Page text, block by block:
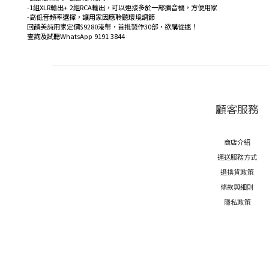
-1組XLR輸出+ 2組RCA輸出，可以連接多於一部擴音機，方便用家
-高低音頻率選擇，讓用家因應聆聽環境調節
回饋美詩用家定價$9280港幣，首批製作30部，欲購從速！
查詢及試聽WhatsApp 9191 3844
顧客服務
商店介紹
運送服務方式
退換貨政策
條款與細則
隱私政策